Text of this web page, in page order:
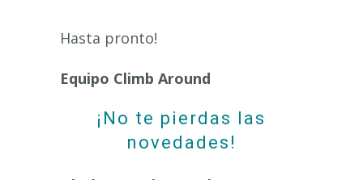
Hasta pronto!
Equipo Climb Around
¡No te pierdas las
novedades!